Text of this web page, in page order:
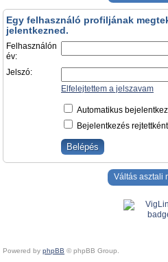
Egy felhasználó profiljának
jelentkezned.
Felhasználón
év:
Jelszó:
Elfelejtettem a jelszavam
Automatikus
Bejelentkezés rejtettként
Váltás asztali
Powered by phpBB © phpBB Group.